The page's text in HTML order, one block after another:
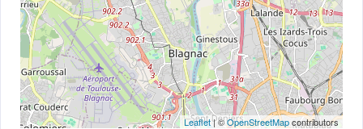
Leaflet| ©OpenStreetMapcontributors